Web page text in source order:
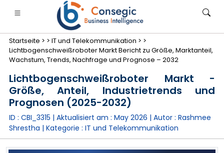
Finanzdienstleistungen und Versicherungen
• Konsumgüter• Energie und Strom
• Fallstudien
Startseite > > IT und Telekommunikation > >
Lichtbogenschweißroboter Markt Bericht zu Größe, Marktanteil,
Wachstum, Trends, Nachfrage und Prognose – 2032
Lichtbogenschweißroboter Markt -
Größe, Anteil, Industrietrends und
Prognosen (2025-2032)
ID : CBI_3315 | Aktualisiert am : May 2026 | Autor : Rashmee
Shrestha | Kategorie : IT und Telekommunikation